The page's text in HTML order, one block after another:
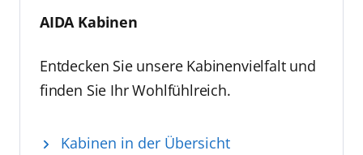
AIDA Kabinen
Entdecken Sie unsere Kabinenvielfalt und
finden Sie Ihr Wohlfühlreich.
Kabinen in der Übersicht